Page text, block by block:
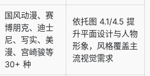
国风动漫、赛
博朋克、迪士
尼、写实、美
漫、宫崎骏等
30+ 种
依托图 4.1/4.5 提
升平面设计与人物
形象，风格覆盖主
流视觉需求